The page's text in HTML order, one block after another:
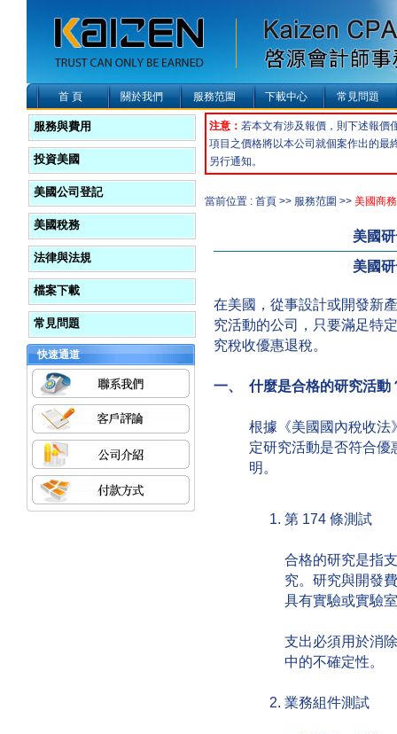
首 頁 關於我們 服務范圍 下載中心 常見問題
服務與費用
投資美國
美國公司登記
美國稅務
法律與法規
檔案下載
常見問題
快速通道
注意： 若本文有涉及報價，則下述報價
項目之價格將以本公司就個案作出的最
另行通知。
當前位置 : 首頁 >> 服務范圍 >> 美國商
美國
美國
在美國，從事設計或開發新
究活動的公司，只要滿足特
究稅收優惠退稅。
一、 什麼是合格的研究活動
根據《美國國內稅收法
定研究活動是否符合
明。
第 174 條測試
合格的研究是指
究。研究與開發
具有實驗或實驗
支出必須用於消
中的不確定性。
業務組件測試